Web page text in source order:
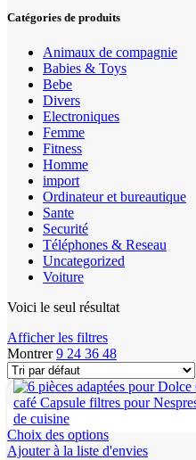
Catégories de produits
Animaux de compagnie
Babies & Toys
Bebe
Divers
Electroniques
Femme
Fitness
Homme
import
Ordinateur et bureautique
Sante
Securité
Téléphones & Reseau
Uncategorized
Voiture
Voici le seul résultat
Afficher les filtres
Montrer9 24 36 48
Choix des options
Ajouter à la liste d'envies